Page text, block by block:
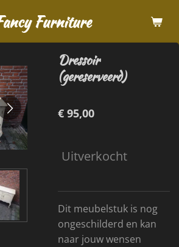
Furniture
Dressoir
(gereserveerd)
€ 95,00
Uitverkocht
Dit meubelstuk is nog
ongeschilderd en kan
naar jouw wensen